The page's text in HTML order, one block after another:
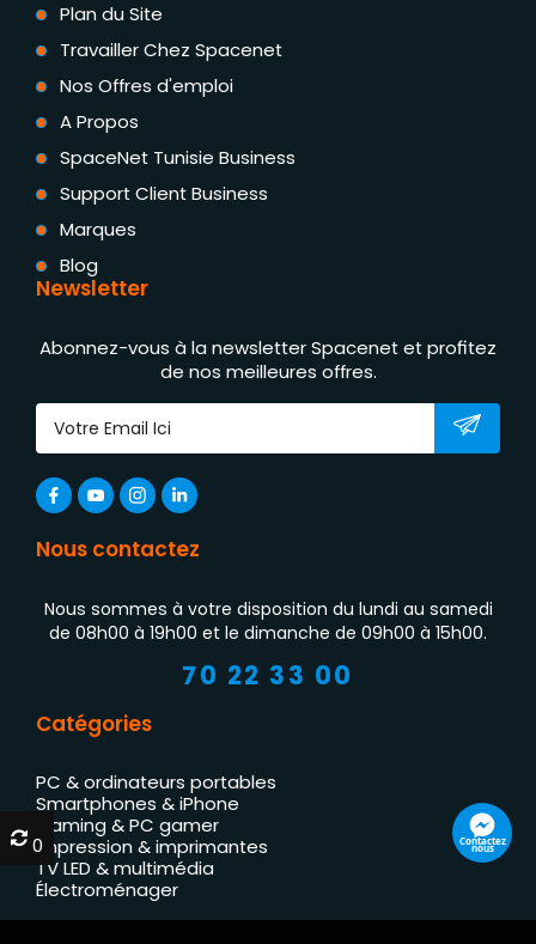
Plan du Site
Travailler Chez Spacenet
Nos Offres d'emploi
A Propos
SpaceNet Tunisie Business
Support Client Business
Marques
Blog
Newsletter
Abonnez-vous à la newsletter Spacenet et profitez
de nos meilleures offres.
Nous contactez
Nous sommes à votre disposition du lundi au samedi
de 08h00 à 19h00 et le dimanche de 09h00 à 15h00.
70 22 33 00
Catégories
PC & ordinateurs portables
Smartphones & iPhone
Gaming & PC gamer
Impression & imprimantes
TV LED & multimédia
Électroménager
Contactez
nous
0
0